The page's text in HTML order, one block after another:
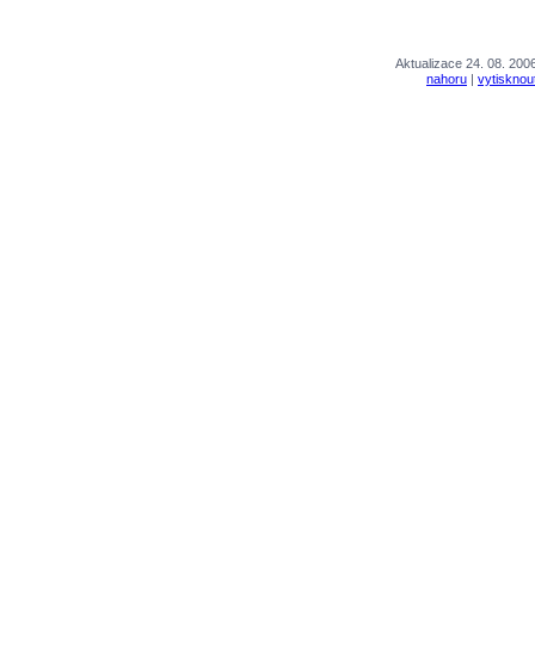
Aktualizace 24. 08.
nahoru |